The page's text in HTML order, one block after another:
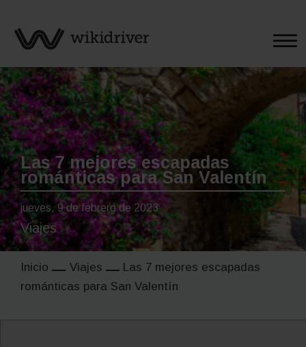
Las 7 mejores escapadas
románticas para San Valentín
jueves, 9 de febrero de 2023
Viajes
Inicio Viajes
Las 7 mejores escapadas
románticas para San Valentín